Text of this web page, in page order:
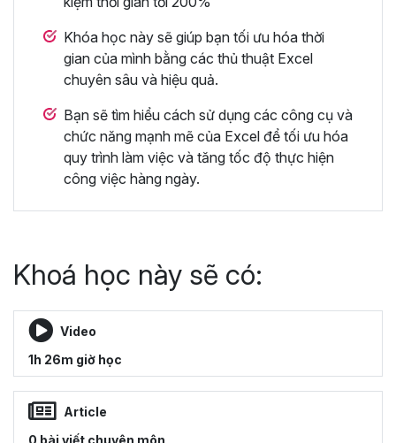
Khóa học này sẽ giúp bạn tối ưu hóa thời
gian của mình bằng các thủ thuật Excel
chuyên sâu và hiệu quả.
Bạn sẽ tìm hiểu cách sử dụng các công cụ và
chức năng mạnh mẽ của Excel để tối ưu hóa
quy trình làm việc và tăng tốc độ thực hiện
công việc hàng ngày.
Khoá học này sẽ có:
Video
1h 26m giờ học
Article